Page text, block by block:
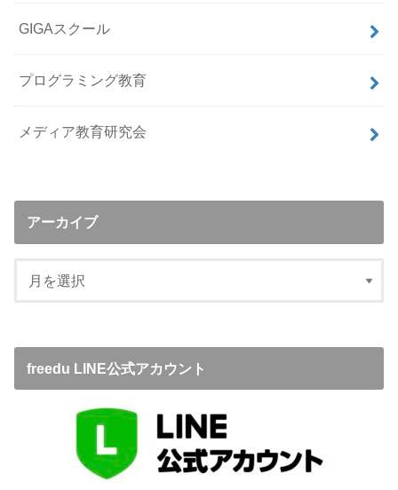
GIGAスクール
プログラミング教育
メディア教育研究会
アーカイブ
freedu LINE公式アカウント